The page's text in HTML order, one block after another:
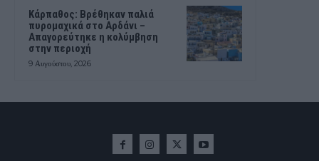
Κάρπαθος: Βρέθηκαν παλιά
πυρομαχικά στο Αρδάνι –
Απαγορεύτηκε η κολύμβηση
στην περιοχή
9 Αυγούστου, 2026